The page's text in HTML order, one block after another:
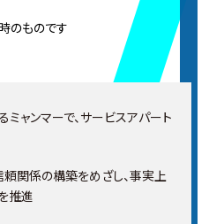
のものです
ャンマーで、サービスアパート
関係の構築をめざし、事実上
推進